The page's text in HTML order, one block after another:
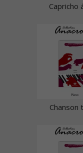
Capricho
Chanson